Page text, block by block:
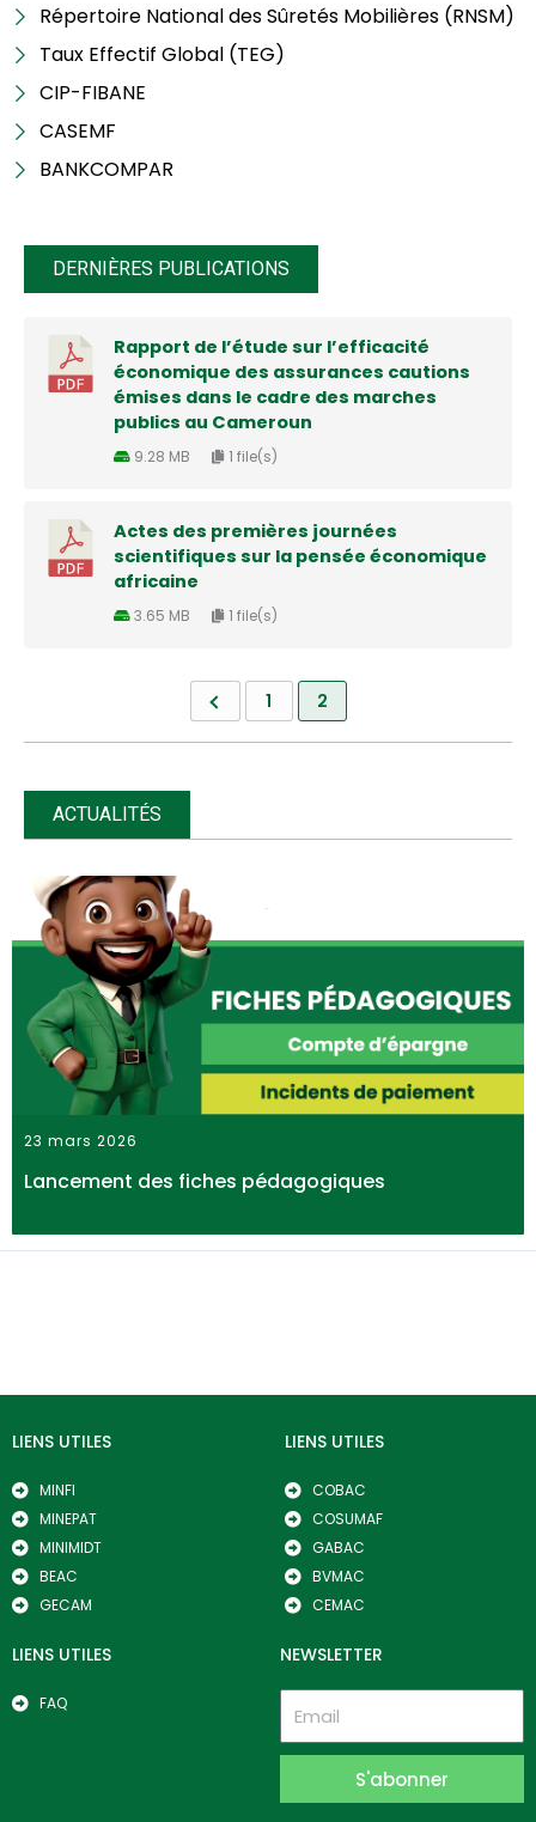
Répertoire National des Sûretés Mobilières (RNSM)
Taux Effectif Global (TEG)
CIP-FIBANE
CASEMF
BANKCOMPAR
DERNIÈRES PUBLICATIONS
Rapport de l’étude sur l’efficacité
économique des assurances cautions
émises dans le cadre des marches
publics au Cameroun
9.28 MB 1 file(s)
Actes des premières journées
scientifiques sur la pensée économique
africaine
3.65 MB 1 file(s)
1 2
ACTUALITÉS
23 mars 2026
Lancement des fiches pédagogiques
LIENS UTILES
MINFI
MINEPAT
MINIMIDT
BEAC
GECAM
LIENS UTILES
COBAC
COSUMAF
GABAC
BVMAC
CEMAC
LIENS UTILES
FAQ
NEWSLETTER
S'abonner